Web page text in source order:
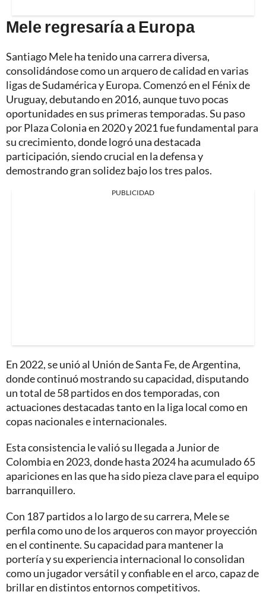
Mele regresaría a Europa
Santiago Mele ha tenido una carrera diversa,
consolidándose como un arquero de calidad en varias
ligas de Sudamérica y Europa. Comenzó en el Fénix de
Uruguay, debutando en 2016, aunque tuvo pocas
oportunidades en sus primeras temporadas. Su paso
por Plaza Colonia en 2020 y 2021 fue fundamental para
su crecimiento, donde logró una destacada
participación, siendo crucial en la defensa y
demostrando gran solidez bajo los tres palos.
PUBLICIDAD
En 2022, se unió al Unión de Santa Fe, de Argentina,
donde continuó mostrando su capacidad, disputando
un total de 58 partidos en dos temporadas, con
actuaciones destacadas tanto en la liga local como en
copas nacionales e internacionales.
Esta consistencia le valió su llegada a Junior de
Colombia en 2023, donde hasta 2024 ha acumulado 65
apariciones en las que ha sido pieza clave para el equipo
barranquillero.
Con 187 partidos a lo largo de su carrera, Mele se
perfila como uno de los arqueros con mayor proyección
en el continente. Su capacidad para mantener la
portería y su experiencia internacional lo consolidan
como un jugador versátil y confiable en el arco, capaz de
brillar en distintos entornos competitivos.